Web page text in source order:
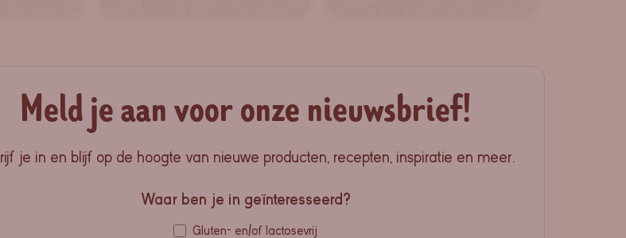
Meld je aan voor onze nieuwsbrief!
je in en blijf op de hoogte van nieuwe producten, recepten, inspiratie en meer.
Waar ben je in geïnteresseerd?
Gluten- en/of lactosevrij